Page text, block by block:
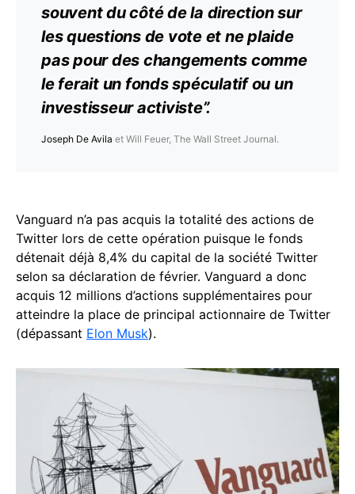
souvent du côté de la direction sur
les questions de vote et ne plaide
pas pour des changements comme
le ferait un fonds spéculatif ou un
investisseur activiste”.
Joseph De Avila et Will Feuer, The Wall Street Journal.
Vanguard n’a pas acquis la totalité des actions de
Twitter lors de cette opération puisque le fonds
détenait déjà 8,4% du capital de la société Twitter
selon sa déclaration de février. Vanguard a donc
acquis 12 millions d’actions supplémentaires pour
atteindre la place de principal actionnaire de Twitter
(dépassant Elon Musk).